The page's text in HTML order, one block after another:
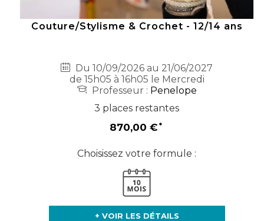
Couture/Stylisme & Crochet - 12/14 ans
Du 10/09/2026 au 21/06/2027
de 15h05 à 16h05 le Mercredi
Professeur : Penelope
3 places restantes
870,00 €
Choisissez votre formule :
+ VOIR LES DÉTAILS